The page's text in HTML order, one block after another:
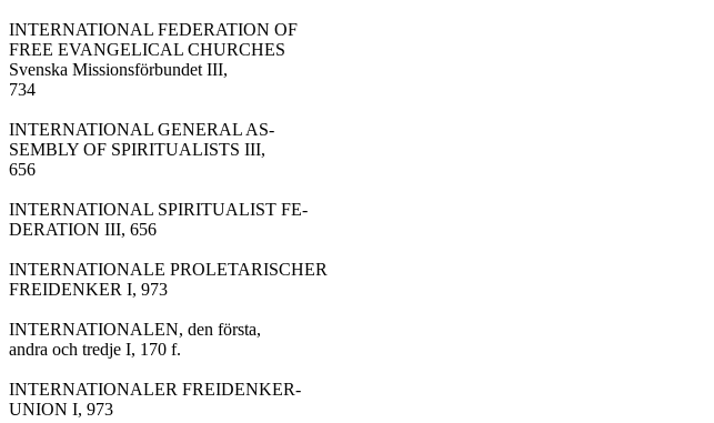
INTERNATIONAL FEDERATION OF
FREE EVANGELICAL CHURCHES
Svenska Missionsförbundet III,
734
INTERNATIONAL GENERAL AS-
SEMBLY OF SPIRITUALISTS III,
656
INTERNATIONAL SPIRITUALIST FE-
DERATION III, 656
INTERNATIONALE PROLETARISCHER
FREIDENKER I, 973
INTERNATIONALEN, den första,
andra och tredje I, 170 f.
INTERNATIONALER FREIDENKER-
UNION I, 973